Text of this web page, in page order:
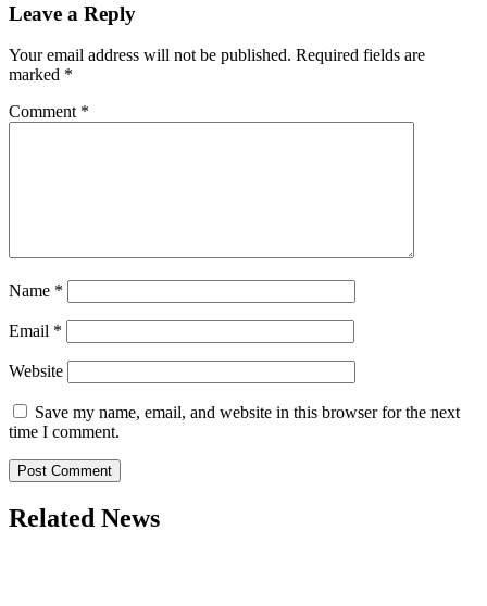
Leave a Reply
Your email address will not be published. Required fields are
marked *
Comment *
Name *
Email *
Website
Save my name, email, and website in this browser for the next
time I comment.
Related News